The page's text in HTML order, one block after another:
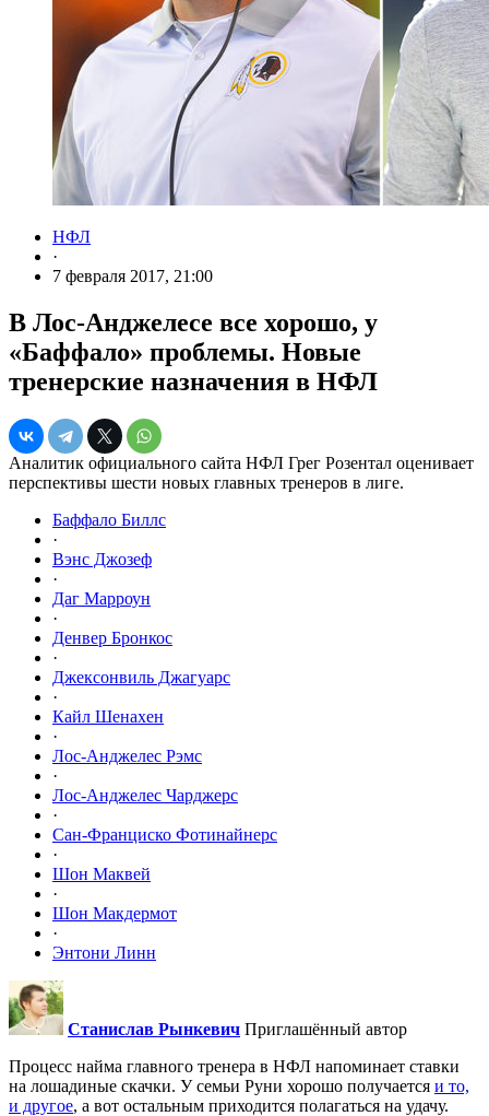
НФЛ
·
7 февраля 2017, 21:00
В Лос-Анджелесе все хорошо, у
«Баффало» проблемы. Новые
тренерские назначения в НФЛ
Аналитик официального сайта НФЛ Грег Розентал оценивает
перспективы шести новых главных тренеров в лиге.
Баффало Биллс
·
Вэнс Джозеф
·
Даг Марроун
·
Денвер Бронкос
·
Джексонвиль Джагуарс
·
Кайл Шенахен
·
Лос-Анджелес Рэмс
·
Лос-Анджелес Чарджерс
·
Сан-Франциско Фотинайнерс
·
Шон Маквей
·
Шон Макдермот
·
Энтони Линн
Станислав Рынкевич Приглашённый автор
Процесс найма главного тренера в НФЛ напоминает ставки
на лошадиные скачки. У семьи Руни хорошо получается и то,
и другое, а вот остальным приходится полагаться на удачу.